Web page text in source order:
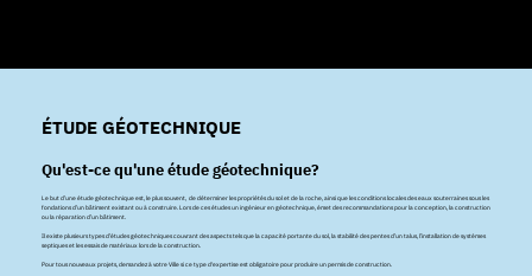
ÉTUDE GÉOTECHNIQUE
Qu'est-ce qu'une étude géotechnique?
Le but d’une étude géotechnique est, le plus souvent, de déterminer les propriétés du sol et de la roche, ainsi que les conditions locales des eaux souterraines sous les
fondations d’un bâtiment existant ou à construire. Lors de ces études un ingénieur en géotechnique, émet des recommandations pour la conception, la construction
ou la réparation d’un bâtiment.
Il existe plusieurs types d’études géotechniques couvrant des aspects tels que la capacité portante du sol, la stabilité des pentes d’un talus, l’installation de systèmes
septiques et les essais de matériaux lors de la construction.
Pour tous nouveaux projets, demandez à votre Ville si ce type d'expertise est obligatoire pour produire un permis de construction.